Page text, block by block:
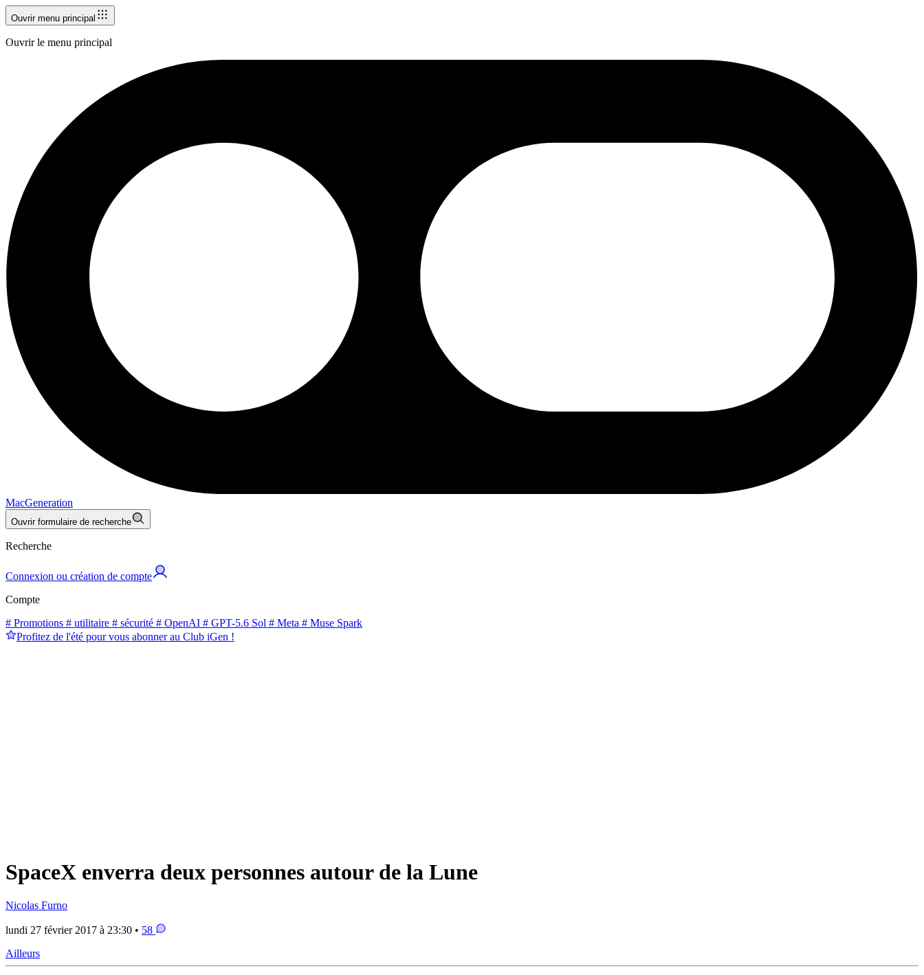
Ouvrir menu principal
Ouvrir le menu principal
MacGeneration
Ouvrir formulaire de recherche
Recherche
Connexion ou création de compte
Compte
# Promotions # utilitaire # sécurité # OpenAI # GPT-5.6 Sol # Meta # Muse Spark
Profitez de l'été pour vous abonner au Club iGen !
SpaceX enverra deux personnes autour de la Lune
Nicolas Furno
lundi 27 février 2017 à 23:30 • 58
Ailleurs